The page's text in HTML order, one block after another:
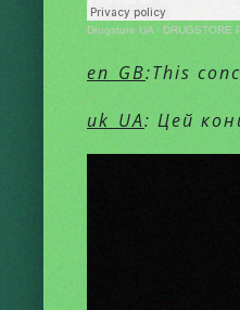
Drugstore UA · DRUGSTORE
en_GB:This
uk_UA: Цей